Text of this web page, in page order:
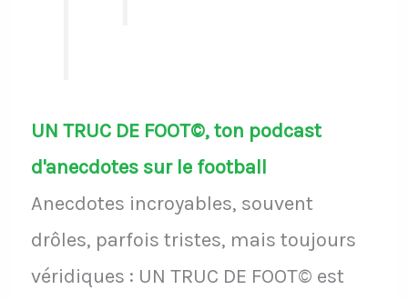
UN TRUC DE FOOT©, ton podcast
d'anecdotes sur le football
Anecdotes incroyables, souvent
drôles, parfois tristes, mais toujours
véridiques : UN TRUC DE FOOT© est